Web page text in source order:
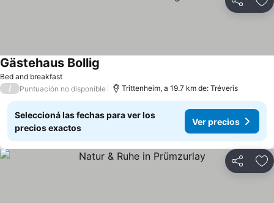
Compartir
Bed and breakfast
Gästehaus Bollig
/ Puntuación no disponible Trittenheim, a 19.7 km de: Tréveris
Seleccioná las fechas para ver los
precios exactos
Ver precios
Compartir